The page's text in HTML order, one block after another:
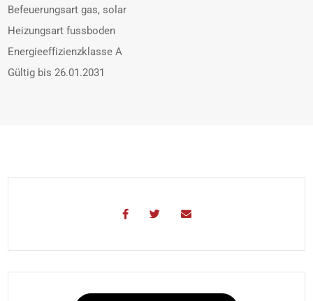
Befeuerungsart gas, solar
Heizungsart fussboden
Energieeffizienzklasse A
Gültig bis 26.01.2031